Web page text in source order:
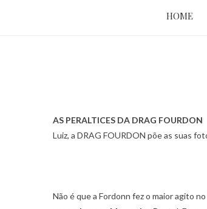
HOME
AS PERALTICES DA DRAG FOURDON
Luiz, a DRAG FOURDON põe as suas
Não é que a Fordonn fez o maior agito